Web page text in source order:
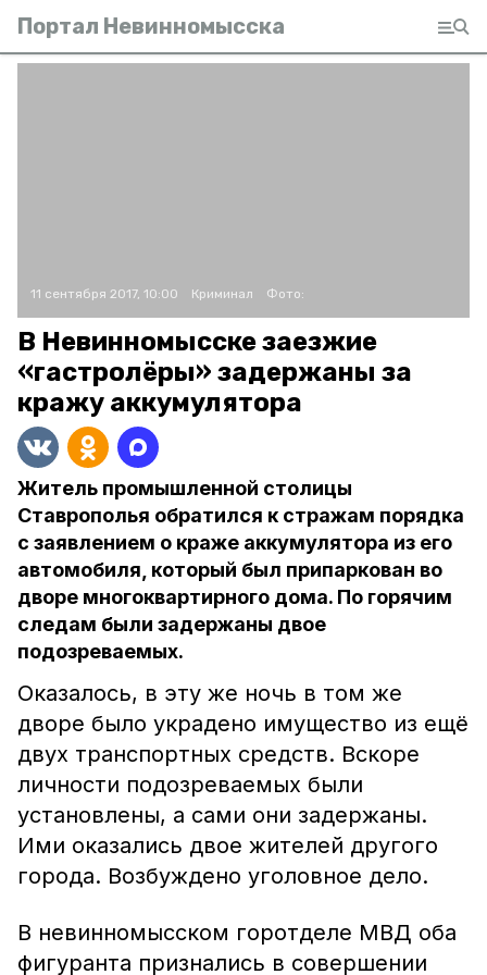
Портал Невинномысска
11 сентября 2017, 10:00 Криминал Фото:
В Невинномысске заезжие
«гастролёры» задержаны за
кражу аккумулятора
Житель промышленной столицы
Ставрополья обратился к стражам порядка
с заявлением о краже аккумулятора из его
автомобиля, который был припаркован во
дворе многоквартирного дома. По горячим
следам были задержаны двое
подозреваемых.
Оказалось, в эту же ночь в том же
дворе было украдено имущество из ещё
двух транспортных средств. Вскоре
личности подозреваемых были
установлены, а сами они задержаны.
Ими оказались двое жителей другого
города. Возбуждено уголовное дело.
В невинномысском горотделе МВД оба
фигуранта признались в совершении